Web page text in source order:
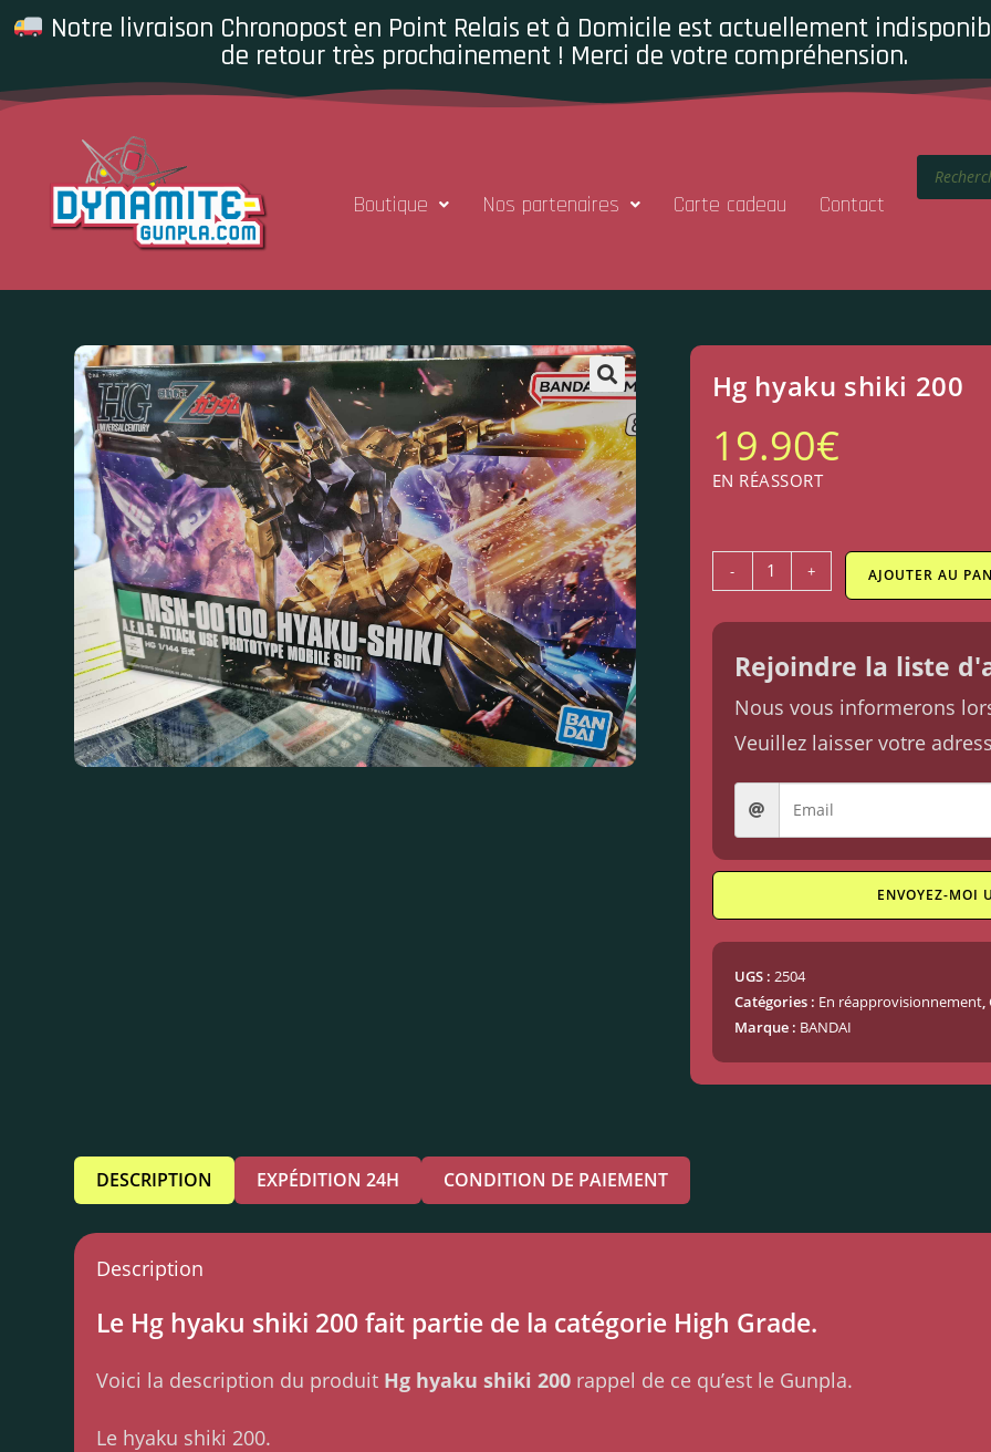
Notre livraison Chronopost en Point Relais et à Domicile est actuellement
de retour très prochainement ! Merci de votre compréhension.
Boutique Nos partenaires Carte cadeau Contact
Hg hyaku shiki 200
19.90€
EN RÉASSORT
- + AJOUTER AU
Rejoindre la liste
Nous vous informerons
Veuillez laisser votre
ENVOYEZ-MOI
UGS : 2504
Catégories : En réapprovisionnement,
Marque : BANDAI
DESCRIPTION EXPÉDITION 24H CONDITION DE PAIEMENT
Description
Le Hg hyaku shiki 200 fait partie de la catégorie High Grade.
Voici la description du produit Hg hyaku shiki 200 rappel de ce qu’est le Gunpla.
Le hyaku shiki 200.